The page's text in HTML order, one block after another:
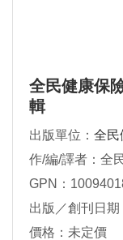
全民健康保
輯
出版單位： 全民
作/編/譯者：全
GPN：
出版／創刊日
價格：未定價